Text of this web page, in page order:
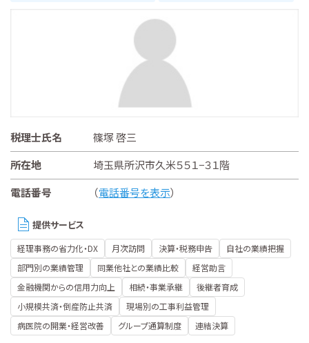
税理士氏名
篠塚 啓三
所在地
埼玉県所沢市久米５５１−３１階
電話番号
（電話番号を表示）
提供サービス
経理事務の省力化・DX 月次訪問 決算・税務申告
自社の業績把握
部門別の業績管理
同業他社との業績比較
経営助言
金融機関からの信用力向上
相続・事業承継
後継者育成
小規模共済・倒産防止共済
現場別の工事利益管理
病医院の開業・経営改善
グループ通算制度 連結決算